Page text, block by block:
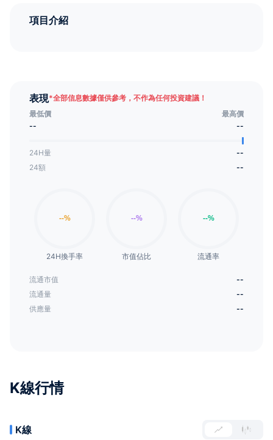
項目介紹
表現*全部信息數據僅供參考，不作為任何投資建議！
最低價
最高價
--
--
24H量
--
24額
--
24H換手率 市值佔比 流通率
流通市值
--
流通量
--
供應量
--
K線行情
K線